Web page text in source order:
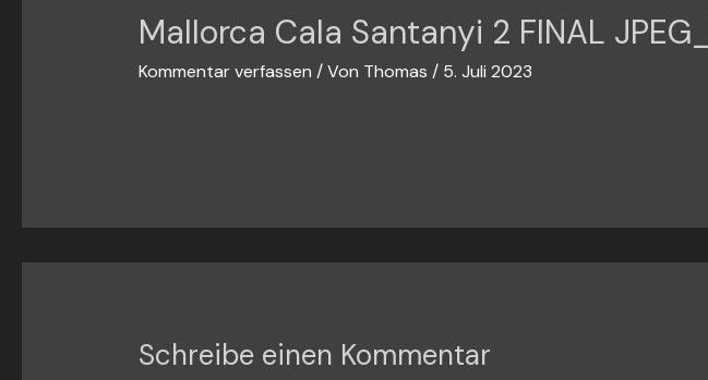
Mallorca Cala Santanyi 2 FINAL
Kommentar verfassen / Von Thomas / 5. Juli 2023
Schreibe einen Kommentar